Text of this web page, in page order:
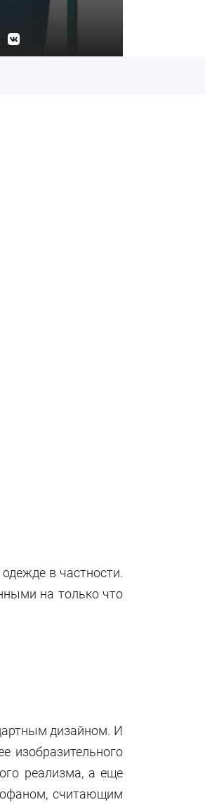
в частности.
на только что
дизайном. И
изобразительного
реализма, а еще
считающим